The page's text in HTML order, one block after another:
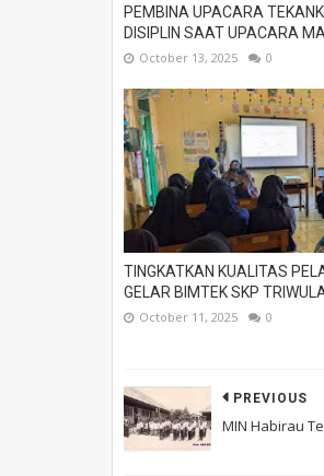
PEMBINA UPACARA
DISIPLIN SAAT UPACARA
October 13, 2025 0
TINGKATKAN KUALITAS
GELAR BIMTEK SKP
October 11, 2025 0
PREVIOUS
MIN Habirau